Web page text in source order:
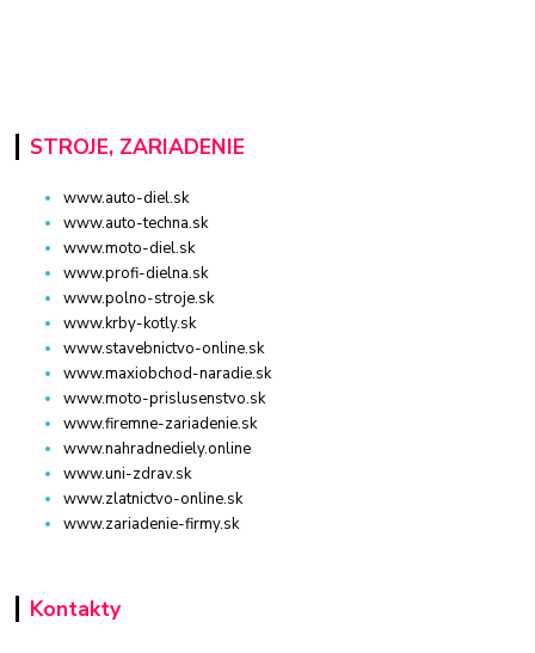
STROJE, ZARIADENIE
www.auto-diel.sk
www.auto-techna.sk
www.moto-diel.sk
www.profi-dielna.sk
www.polno-stroje.sk
www.krby-kotly.sk
www.stavebnictvo-online.sk
www.maxiobchod-naradie.sk
www.moto-prislusenstvo.sk
www.firemne-zariadenie.sk
www.nahradnediely.online
www.uni-zdrav.sk
www.zlatnictvo-online.sk
www.zariadenie-firmy.sk
Kontakty